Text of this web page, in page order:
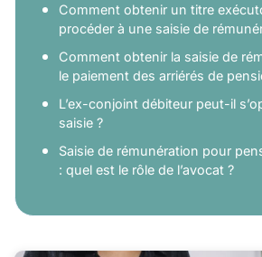
Comment obtenir un titre
procéder à une saisie de
Comment obtenir la saisie de
le paiement des arriérés de
L’ex-conjoint débiteur peut-il
saisie ?
Saisie de rémunération pour
: quel est le rôle de l’avocat ?